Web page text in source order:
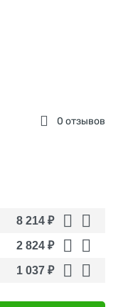
0 отзывов
8 214 ₽
2 824 ₽
1 037 ₽